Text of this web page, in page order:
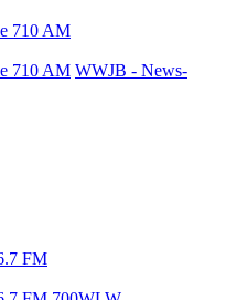
710 AM
710 AM WWJB - News-
FM